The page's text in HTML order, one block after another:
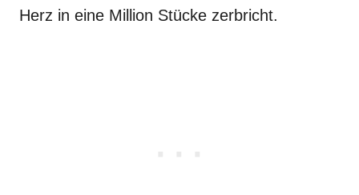
Herz in eine Million Stücke zerbricht.